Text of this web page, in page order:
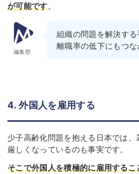
が可能です。
編集部
組織の問題を解決する
離職率の低下にもつな
4. 外国人を雇用する
少子高齢化問題を抱える日本では、
厳しくなっているのも事実です。
そこで外国人を積極的に雇用する